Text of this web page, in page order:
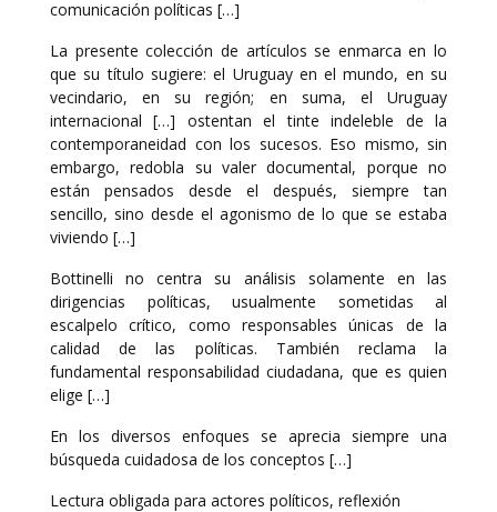
comunicación políticas […]
La presente colección de artículos se enmarca en lo
que su título sugiere: el Uruguay en el mundo, en su
vecindario, en su región; en suma, el Uruguay
internacional […] ostentan el tinte indeleble de la
contemporaneidad con los sucesos. Eso mismo, sin
embargo, redobla su valer documental, porque no
están pensados desde el después, siempre tan
sencillo, sino desde el agonismo de lo que se estaba
viviendo […]
Bottinelli no centra su análisis solamente en las
dirigencias políticas, usualmente sometidas al
escalpelo crítico, como responsables únicas de la
calidad de las políticas. También reclama la
fundamental responsabilidad ciudadana, que es quien
elige […]
En los diversos enfoques se aprecia siempre una
búsqueda cuidadosa de los conceptos […]
Lectura obligada para actores políticos, reflexión